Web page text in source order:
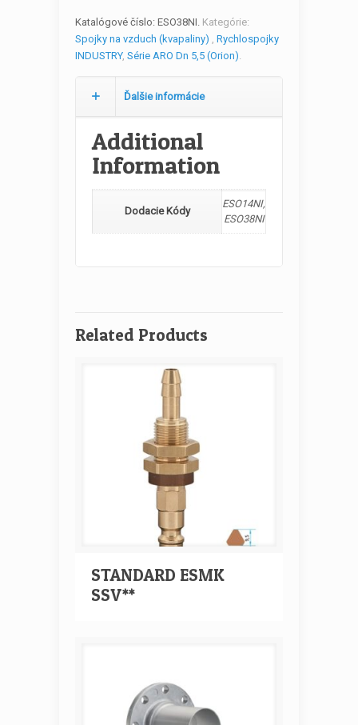
Katalógové číslo: ESO38NI. Kategórie:
Spojky na vzduch (kvapaliny) , Rychlospojky
INDUSTRY, Série ARO Dn 5,5 (Orion).
Ďalšie informácie
Additional
Information
Dodacie Kódy
ESO14NI,
ESO38NI
Related Products
STANDARD ESMK
SSV**